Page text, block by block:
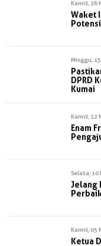
Kamis, 26
Waket
Minggu,
DPRD
Kumai
Kamis, 12
Enam
Selasa, 10
Jelang
Kamis, 05
Ketua